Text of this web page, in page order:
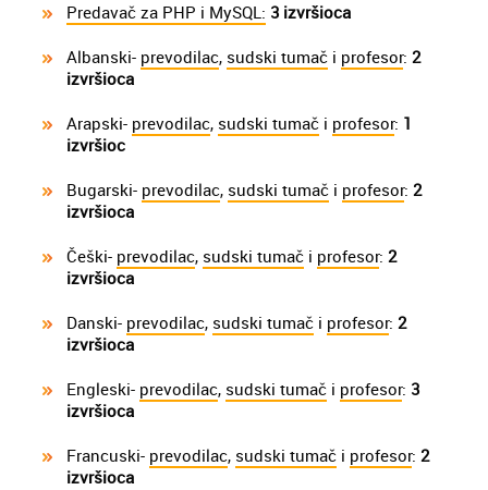
Predavač za PHP i MySQL: 3 izvršioca
Albanski- prevodilac, sudski tumač i profesor: 2
izvršioca
Arapski- prevodilac, sudski tumač i profesor: 1
izvršioc
Bugarski- prevodilac, sudski tumač i profesor: 2
izvršioca
Češki- prevodilac, sudski tumač i profesor: 2
izvršioca
Danski- prevodilac, sudski tumač i profesor: 2
izvršioca
Engleski- prevodilac, sudski tumač i profesor: 3
izvršioca
Francuski- prevodilac, sudski tumač i profesor: 2
izvršioca